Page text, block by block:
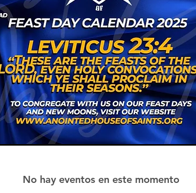
No hay eventos en este momento